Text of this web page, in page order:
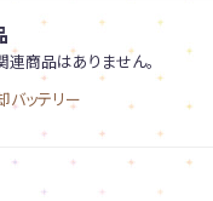
連商品はありません。
バッテリー